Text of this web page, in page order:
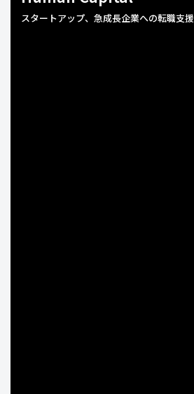
スタートアップ、急成長企業への転職支援